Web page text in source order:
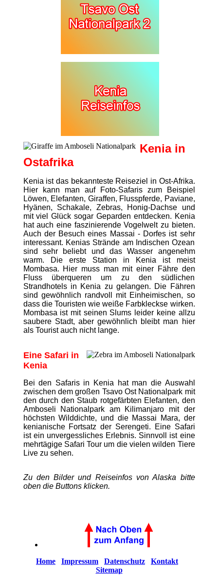
Kenia in
Ostafrika
Kenia ist das bekannteste Reiseziel in Ost-Afrika.
Hier kann man auf Foto-Safaris zum Beispiel
Löwen, Elefanten, Giraffen, Flusspferde, Paviane,
Hyänen, Schakale, Zebras, Honig-Dachse und
mit viel Glück sogar Geparden entdecken. Kenia
hat auch eine faszinierende Vogelwelt zu bieten.
Auch der Besuch eines Massai - Dorfes ist sehr
interessant. Kenias Strände am Indischen Ozean
sind sehr beliebt und das Wasser angenehm
warm. Die erste Station in Kenia ist meist
Mombasa. Hier muss man mit einer Fähre den
Fluss überqueren um zu den südlichen
Strandhotels in Kenia zu gelangen. Die Fähren
sind gewöhnlich randvoll mit Einheimischen, so
dass die Touristen wie weiße Farbkleckse wirken.
Mombasa ist mit seinen Slums leider keine allzu
saubere Stadt, aber gewöhnlich bleibt man hier
als Tourist auch nicht lange.
Eine Safari in
Kenia
Bei den Safaris in Kenia hat man die Auswahl
zwischen dem großen Tsavo Ost Nationalpark mit
den durch den Staub rotgefärbten Elefanten, den
Amboseli Nationalpark am Kilimanjaro mit der
höchsten Wilddichte, und die Massai Mara, der
kenianische Fortsatz der Serengeti. Eine Safari
ist ein unvergessliches Erlebnis. Sinnvoll ist eine
mehrtägige Safari Tour um die vielen wilden Tiere
Live zu sehen.
Zu den Bilder und Reiseinfos von Alaska bitte
oben die Buttons klicken.
Home Impressum Datenschutz
Kontakt
Sitemap